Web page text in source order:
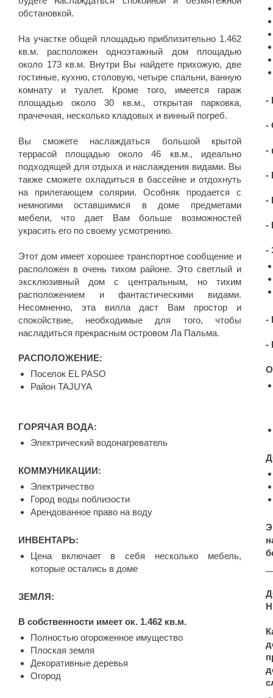
обстановкой.
На участке общей площадью приблизительно 1.462
кв.м. расположен одноэтажный дом площадью
около 173 кв.м. Внутри Вы найдете прихожую, две
гостиные, кухню, столовую, четыре спальни, ванную
комнату и туалет. Кроме того, имеется гараж
площадью около 30 кв.м., открытая парковка,
прачечная, несколько кладовых и винный погреб.
Вы сможете наслаждаться большой крытой
террасой площадью около 46 кв.м., идеально
подходящей для отдыха и наслаждения видами. Вы
также сможете охладиться в бассейне и отдохнуть
на прилегающем солярии. Особняк продается с
немногими оставшимися в доме предметами
мебели, что дает Вам больше возможностей
украсить его по своему усмотрению.
Этот дом имеет хорошее транспортное сообщение и
расположен в очень тихом районе. Это светлый и
эксклюзивный дом с центральным, но тихим
расположением и фантастическими видами.
Несомненно, эта вилла даст Вам простор и
спокойствие, необходимые для того, чтобы
насладиться прекрасным островом Ла Пальма.
РАСПОЛОЖЕНИЕ:
Поселок EL PASO
Район TAJUYA
-
-
-
-
-
-
-
-
-
ГОРЯЧАЯ ВОДА:
Электрический водонагреватель
КОММУНИКАЦИИ:
Электричество
Город воды поблизости
Aрендованное право на воду
ИНВЕНТАРЬ:
Цена включает в себя несколько мебель,
которые остались в доме
ЗЕМЛЯ:
В собственности имеет ок. 1.462 кв.м.
Полностью огороженное имущество
Плоская земля
Декоративные деревья
Огород